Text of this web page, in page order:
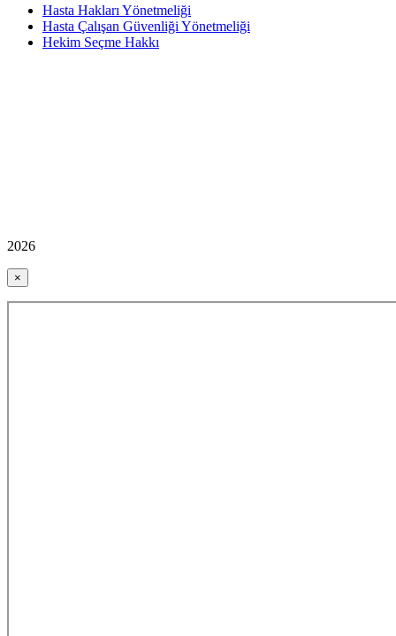
Hasta Hakları Yönetmeliği
Hasta Çalışan Güvenliği Yönetmeliği
Hekim Seçme Hakkı
2026
×